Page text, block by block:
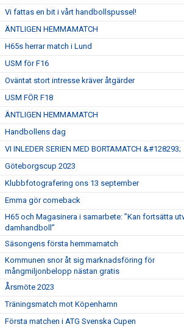
Vi fattas en bit i vårt handbollspussel!
ÄNTLIGEN HEMMAMATCH
H65s herrar match i Lund
USM för F16
Oväntat stort intresse kräver åtgärder
USM FÖR F18
ÄNTLIGEN HEMMAMATCH
Handbollens dag
VI INLEDER SERIEN MED BORTAMATCH &#128293;
Göteborgscup 2023
Klubbfotografering ons 13 september
Emma gör comeback
H65 och Magasinera i samarbete: ”Kan fortsätta
damhandboll”
Säsongens första hemmamatch
Kommunen snor åt sig marknadsföring för
mångmiljonbelopp nästan gratis
Årsmöte 2023
Träningsmatch mot Köpenhamn
Första matchen i ATG Svenska Cupen